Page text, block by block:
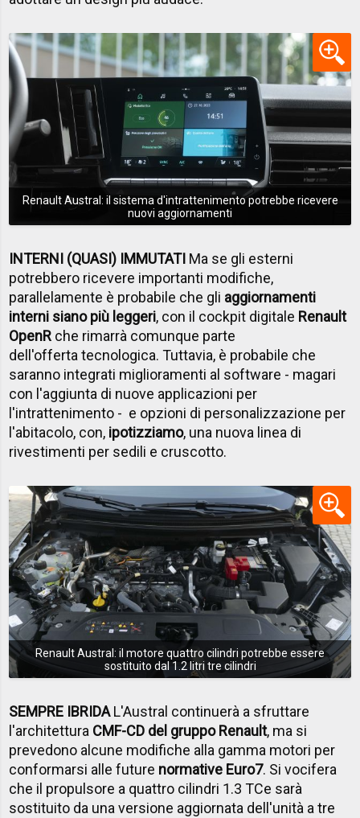
Renault Austral: il sistema d'intrattenimento potrebbe ricevere
nuovi aggiornamenti
INTERNI (QUASI) IMMUTATI Ma se gli esterni
potrebbero ricevere importanti modifiche,
parallelamente è probabile che gli aggiornamenti
interni siano più leggeri, con il cockpit digitale Renault
OpenR che rimarrà comunque parte
dell'offerta tecnologica. Tuttavia, è probabile che
saranno integrati miglioramenti al software - magari
con l'aggiunta di nuove applicazioni per
l'intrattenimento - e opzioni di personalizzazione per
l'abitacolo, con, ipotizziamo, una nuova linea di
rivestimenti per sedili e cruscotto.
Renault Austral: il motore quattro cilindri potrebbe essere
sostituito dal 1.2 litri tre cilindri
SEMPRE IBRIDAL'Austral continuerà a sfruttare
l'architettura CMF-CD del gruppo Renault, ma si
prevedono alcune modifiche alla gamma motori per
conformarsi alle future normative Euro7. Si vocifera
che il propulsore a quattro cilindri 1.3 TCe sarà
sostituito da una versione aggiornata dell'unità a tre